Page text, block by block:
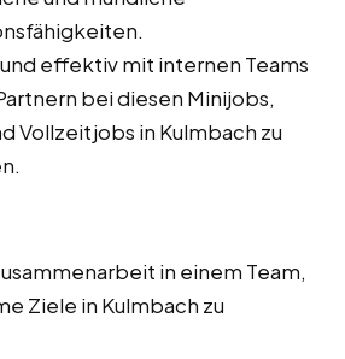
effektiv mit internen Teams
bei diesen Minijobs,
Vollzeitjobs in Kulmbach zu
in einem Team,
Ziele in Kulmbach zu